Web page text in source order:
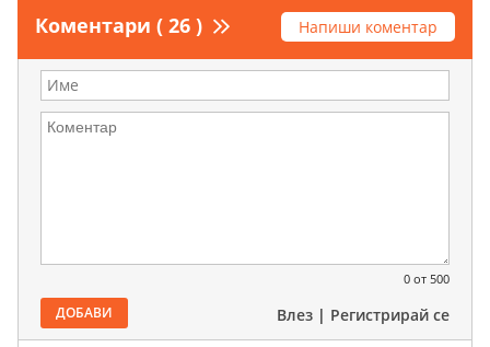
Коментари ( 26 ) Напиши коментар
0 от 500
ДОБАВИ Влез | Регистрирай се